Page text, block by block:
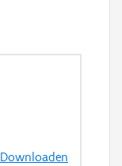
Downloaden